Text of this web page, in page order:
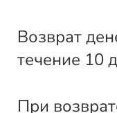
Возврат
течение 10
При